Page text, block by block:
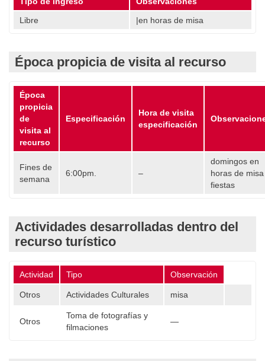
Libre
|en horas de misa
Época propicia de visita al recurso
Época
propicia
de
visita al
recurso
Especificación
Hora de visita
especificación
Fines de
semana
6:00pm. –
domingos en
horas de
fiestas
Actividades desarrolladas dentro del
recurso turístico
Actividad Tipo Observación
Otros Actividades Culturales misa
Otros
Toma de fotografías y
filmaciones
—